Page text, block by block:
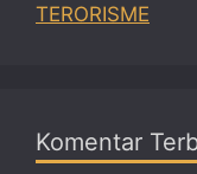
TERORISME
Komentar